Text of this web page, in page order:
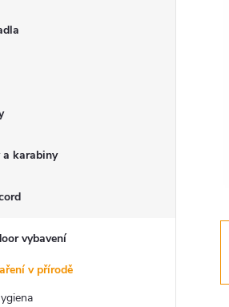
a karabiny
vybavení
v přírodě